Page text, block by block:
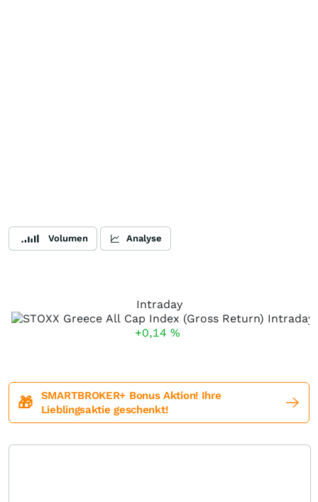
Volumen Analyse
Intraday
+0,14 %
🎁
SMARTBROKER+ Bonus Aktion! Ihre
Lieblingsaktie geschenkt!